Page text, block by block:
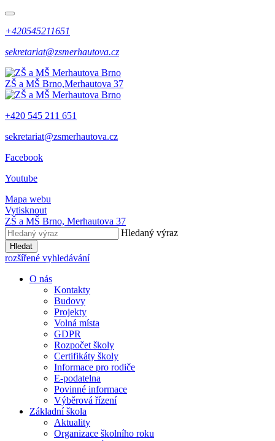
+420545211651
sekretariat@zsmerhautova.cz
ZŠ a MŠ Brno,Merhautova 37
+420 545 211 651
sekretariat@zsmerhautova.cz
Facebook
Youtube
Mapa webu
Vytisknout
ZŠ a MŠ Brno, Merhautova 37
Hledaný výraz
Hledat
rozšířené vyhledávání
O nás
Kontakty
Budovy
Projekty
Volná místa
GDPR
Rozpočet školy
Certifikáty školy
Informace pro rodiče
E-podatelna
Povinné informace
Výběrová řízení
Základní škola
Aktuality
Organizace školního roku